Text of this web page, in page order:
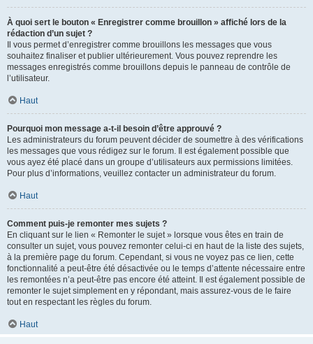
À quoi sert le bouton « Enregistrer comme brouillon » affiché lors de la
rédaction d’un sujet ?
Il vous permet d’enregistrer comme brouillons les messages que vous
souhaitez finaliser et publier ultérieurement. Vous pouvez reprendre les
messages enregistrés comme brouillons depuis le panneau de contrôle de
l’utilisateur.
Haut
Pourquoi mon message a-t-il besoin d’être approuvé ?
Les administrateurs du forum peuvent décider de soumettre à des vérifications
les messages que vous rédigez sur le forum. Il est également possible que
vous ayez été placé dans un groupe d’utilisateurs aux permissions limitées.
Pour plus d’informations, veuillez contacter un administrateur du forum.
Haut
Comment puis-je remonter mes sujets ?
En cliquant sur le lien « Remonter le sujet » lorsque vous êtes en train de
consulter un sujet, vous pouvez remonter celui-ci en haut de la liste des sujets,
à la première page du forum. Cependant, si vous ne voyez pas ce lien, cette
fonctionnalité a peut-être été désactivée ou le temps d’attente nécessaire entre
les remontées n’a peut-être pas encore été atteint. Il est également possible de
remonter le sujet simplement en y répondant, mais assurez-vous de le faire
tout en respectant les règles du forum.
Haut